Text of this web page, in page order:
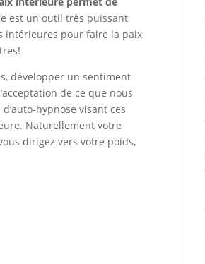
est un outil très puissant
intérieures pour faire la paix
développer un sentiment
de ce que nous
hypnose visant ces
Naturellement votre
dirigez vers votre poids,